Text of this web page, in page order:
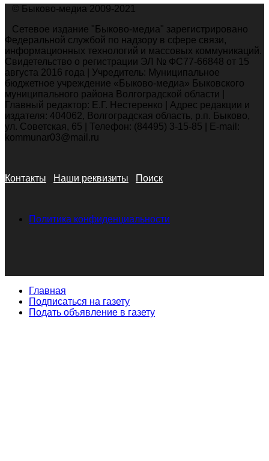
© Быково-медиа 2009-2021
Сетевое издание "Быково-медиа" зарегистрировано
Федеральной службой по надзору в сфере связи,
информационных технологий и массовых коммуникаций.
Свидетельство о регистрации ЭЛ № ФС77-66848 от 15
августа 2016 года | Учредитель: Муниципальное
бюджетное учреждение «Быково-медиа» Быковского
муниципального района Волгоградской области |
Главный редактор: Е.Г. Нестеренко | Адрес редакции и
издателя: 404062, Волгоградская область, р.п. Быково,
ул. Советская, 65 | Телефон: (84495) 3-15-85 | E-mail:
kommunar03@mail.ru
Контакты Наши реквизиты Поиск
Политика конфиденциальности
Главная
Подписаться на газету
Подать объявление в газету